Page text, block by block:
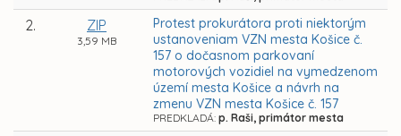
2. ZIP
3,59 MB
Protest prokurátora proti niektorým
ustanoveniam VZN mesta Košice č.
157 o dočasnom parkovaní
motorových vozidiel na vymedzenom
území mesta Košice a návrh na
zmenu VZN mesta Košice č. 157
PREDKLADÁ: p. Raši, primátor mesta